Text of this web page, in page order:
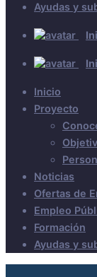
Ayudas y
Inicio
Proyecto
Noticias
Ofertas de
Empleo
Formación
Ayudas y